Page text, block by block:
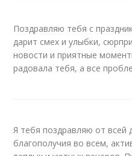
Поздравляю тебя с
дарит смех и улыбки,
новости и приятные
радовала тебя, а все
Я тебя поздравляю от
благополучия во всем,